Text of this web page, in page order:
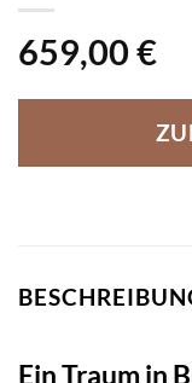
659,00 €
Ein Traum in